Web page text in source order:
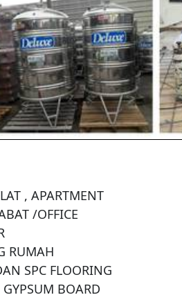
, APARTMENT
/OFFICE
RUMAH
SPC FLOORING
BOARD